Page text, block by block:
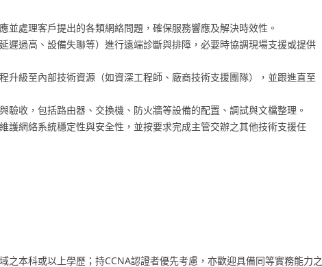
並處理客戶提出的各類網絡問題，確保服務響應及解決時效性。
遲過高、設備失聯等）進行遠端診斷與排障，必要時協調現場支援或提供
升級至內部技術資源（如資深工程師、廠商技術支援團隊），並跟進直至
驗收，包括路由器、交換機、防火牆等設備的配置、調試與文檔整理。
護網絡系統穩定性與安全性，並按要求完成主管交辦之其他技術支援任
之本科或以上學歷；持CCNA認證者優先考慮，亦歡迎具備同等實務能力之